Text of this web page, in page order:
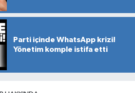
Parti içinde WhatsApp krizi!
Yönetim komple istifa etti